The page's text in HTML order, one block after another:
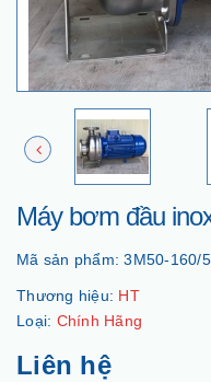
Máy bơm đầu
Mã sản phẩm:3M50-160/
Thương hiệu: HT
Loại: Chính Hãng
Liên hệ